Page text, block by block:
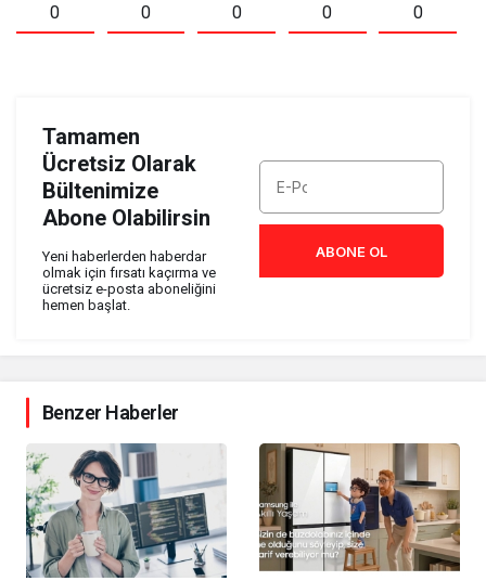
0 0 0 0 0
Tamamen
Ücretsiz Olarak
Bültenimize
Abone Olabilirsin
Yeni haberlerden haberdar
olmak için fırsatı kaçırma ve
ücretsiz e-posta aboneliğini
hemen başlat.
ABONE OL
Benzer Haberler